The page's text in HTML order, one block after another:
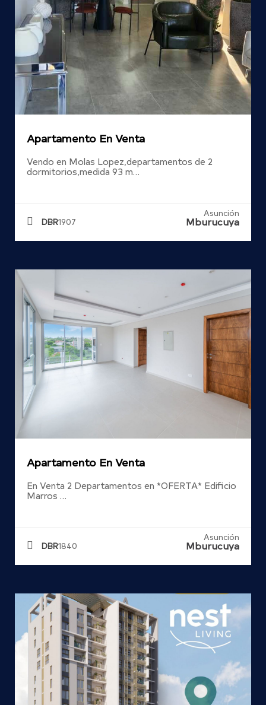
Apartamento En Venta
Vendo en Molas Lopez,departamentos de 2
dormitorios,medida 93 m…
DBR1907
Asunción
Mburucuya
Apartamento En Venta
En Venta 2 Departamentos en *OFERTA* Edificio
Marros …
DBR1840
Asunción
Mburucuya